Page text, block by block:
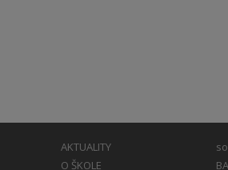
AKTUALITY
O ŠKOLE